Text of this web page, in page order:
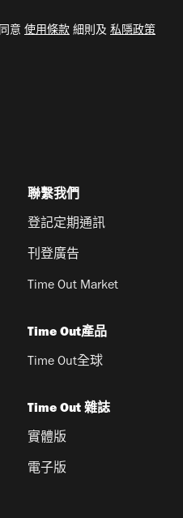
意 使用條款 細則及 私隱政策
聯繫我們
登記定期通訊
刊登廣告
Time Out Market
Time Out產品
Time Out全球
Time Out 雜誌
實體版
電子版